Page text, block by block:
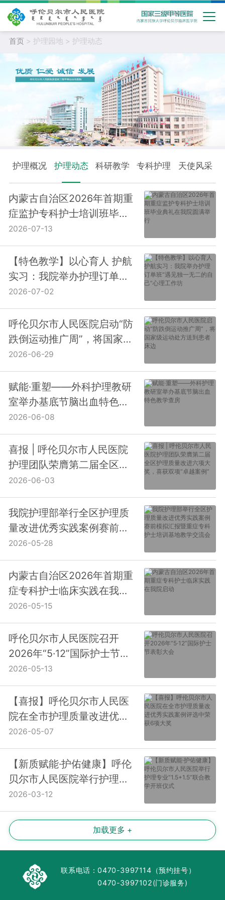
首页 > 护理园地 > 护理动态
护理概况 护理动态 科研教学 专科护理 天使风采
内蒙古自治区2026年首期重
症监护专科护士培训班毕业
典礼在我院圆满举行
2026-07-13
【特色教学】以心育人 护航
实习：我院举办护理订单
班“遇见独一无二的自己”心
理工作坊
2026-07-02
呼伦贝尔市人民医院启动“防
跌倒运动推广周”，将国家级
运动处方送到患者床边
2026-06-29
赋能·重塑——外科护理教研
室举办基底节脑出血特色教
学查房
2026-06-08
喜报 | 呼伦贝尔市人民医院
护理团队荣膺第二届全区护
理质量改进六项大奖，喜获
双项“卓越案例”
2026-06-03
我院护理部举行全区护理质
量改进优秀实践案例赛前模
拟汇报暨重症专科护士培训
基地教学交流会
2026-05-28
内蒙古自治区2026年首期重
症专科护士临床实践在我院
启动
2026-05-15
呼伦贝尔市人民医院召开
2026年“5·12”国际护士节表
彰大会
2026-05-13
【喜报】呼伦贝尔市人民医
院在全市护理质量改进优秀
实践案例评选中荣获6项大奖
2026-05-07
【新质赋能·护佑健康】呼伦
贝尔市人民医院举行护理专
业“1.5+1.5”联合教学开班仪
式
2026-03-12
加载更多 +
联系电话：0470-3997114（预约挂号）
0470-3997102(门诊服务)